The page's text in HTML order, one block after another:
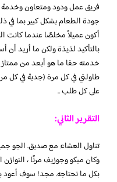
فريق عمل ودود ومتعاون
جودة الطعام بشكل كبير بما في
أكون عميلاً مخلصًا عندما كانت
بالتأكيد لذيذة ولكن ما أريد أن
خدمته حقا ما هو أبعد من
طاولتي في كل مرة (جدية في كل
على كل طلب ..
التقرير الثاني:
تناول العشاء مع صديق. الجو
وكان ميكو وجوزيف مرنًا ،
بكل ما نحتاجه. مجد! سوف أعود